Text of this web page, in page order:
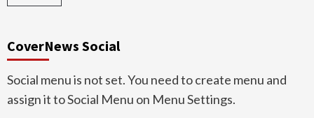
CoverNews Social
Social menu is not set. You need to create menu and
assign it to Social Menu on Menu Settings.